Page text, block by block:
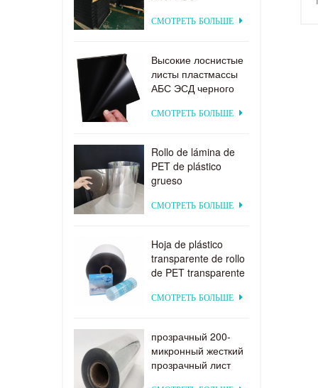
СМОТРЕТЬ БОЛЬШЕ
Высокие лоснистые
листы пластмассы
АБС ЭСД черного
формовать вакуума
СМОТРЕТЬ БОЛЬШЕ
Rollo de lámina de
PET de plástico
grueso
transparente rígido
СМОТРЕТЬ БОЛЬШЕ
Hoja de plástico
transparente de rollo
de PET transparente
suministro directo de
СМОТРЕТЬ БОЛЬШЕ
прозрачный 200-
микронный жесткий
прозрачный лист